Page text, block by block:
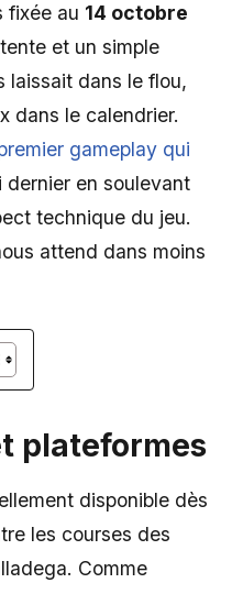
fixée au 14 octobre
et un simple
laissait dans le flou,
dans le calendrier.
gameplay qui
dernier en soulevant
technique du jeu.
attend dans moins
plateformes
disponible dès
les courses des
Comme